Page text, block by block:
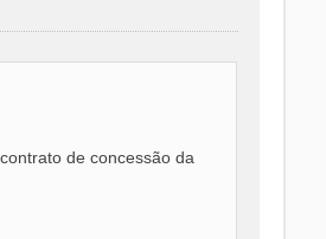
de concessão da